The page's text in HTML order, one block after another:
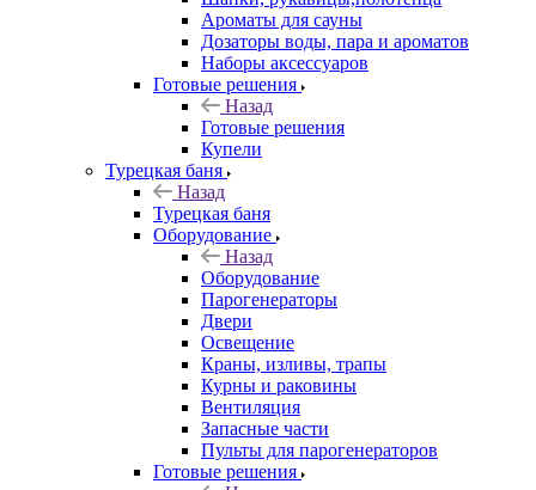
Ароматы для сауны
Дозаторы воды, пара и ароматов
Наборы аксессуаров
Готовые решения
Назад
Готовые решения
Купели
Турецкая баня
Назад
Турецкая баня
Оборудование
Назад
Оборудование
Парогенераторы
Двери
Освещение
Краны, изливы, трапы
Курны и раковины
Вентиляция
Запасные части
Пульты для парогенераторов
Готовые решения